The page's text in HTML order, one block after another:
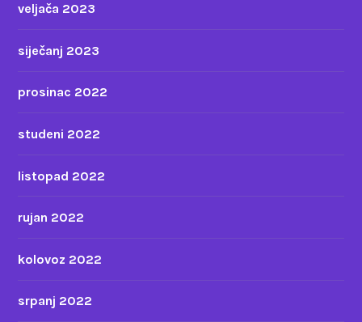
veljača 2023
siječanj 2023
prosinac 2022
studeni 2022
listopad 2022
rujan 2022
kolovoz 2022
srpanj 2022